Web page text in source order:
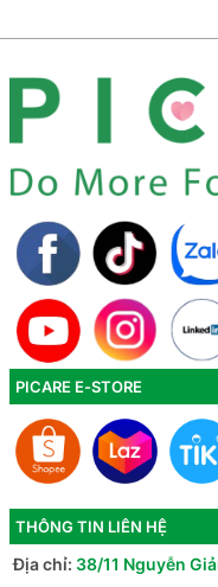
PICARE E-STORE
THÔNG TIN LIÊN HỆ
Địa chỉ: 38/11 Nguyễn